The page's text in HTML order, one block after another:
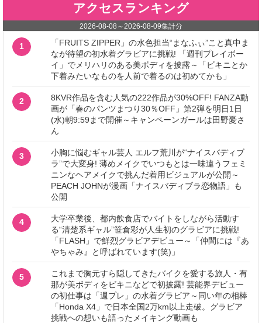
アクセスランキング
2026-08-08 ～ 2026-08-09集計分
1
「FRUITS ZIPPER」の水色担当“まなふぃ”こと真中ま
なが待望の初水着グラビアに挑戦! 「週刊プレイボー
イ」でメリハリのある美ボディを披露～「ビキニとか
下着みたいなものを人前で着るのは初めてかも」
2
8KVR作品を含む人気の222作品が30%OFF! FANZA動
画が「春のパンツまつり30％OFF」第2弾を明日1日
(水)朝9:59まで開催～キャンペーンガールは田野憂さ
ん
3
小胸に悩むギャル芸人 エルフ荒川が“ナイスバディブ
ラ”で大変身! 薄めメイクでいつもとは一味違うフェミ
ニンなヘアメイクで挑んだ着用ビジュアルが公開～
PEACH JOHNが漫画「ナイスバディブラ恋物語」も
公開
4
大学卒業後、都内飲食店でバイトをしながら活動す
る“清楚系ギャル”笹倉彩が人生初のグラビアに挑戦!
「FLASH」で鮮烈グラビアデビュー～「仲間には『あ
やちゃみ』と呼ばれています(笑)」
5
これまで胸元すら隠してきたバイクを愛する旅人・有
那が美ボディをビキニなどで初披露! 芸能界デビュー
の初仕事は「週プレ」の水着グラビア～同い年の相棒
「Honda X4」で日本全国2万km以上走破。グラビア
挑戦への想いも語ったメイキング動画も